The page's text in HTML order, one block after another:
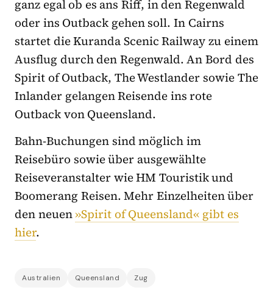
ganz egal ob es ans Riff, in den Regenwald
oder ins Outback gehen soll. In Cairns
startet die Kuranda Scenic Railway zu einem
Ausflug durch den Regenwald. An Bord des
Spirit of Outback, The Westlander sowie The
Inlander gelangen Reisende ins rote
Outback von Queensland.
Bahn-Buchungen sind möglich im
Reisebüro sowie über ausgewählte
Reiseveranstalter wie HM Touristik und
Boomerang Reisen. Mehr Einzelheiten über
den neuen»Spirit of Queensland« gibt es
hier.
Australien Queensland Zug